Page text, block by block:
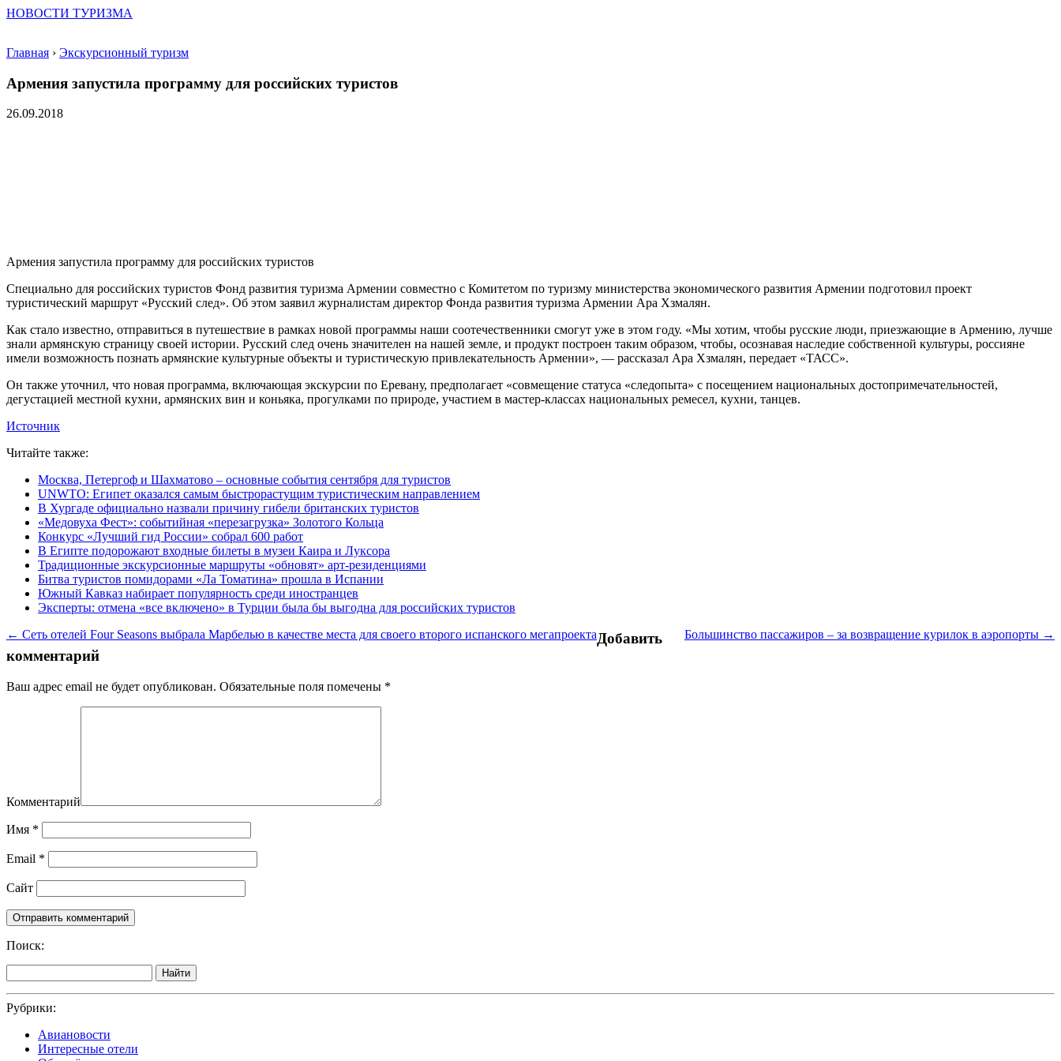
НОВОСТИ ТУРИЗМА
Главная › Экскурсионный туризм
Армения запустила программу для российских туристов
26.09.2018
Армения запустила программу для российских туристов
Специально для российских туристов Фонд развития туризма Армении совместно с Комитетом по туризму министерства экономического развития Армении подготовил проект
туристический маршрут «Русский след». Об этом заявил журналистам директор Фонда развития туризма Армении Ара Хзмалян.
Как стало известно, отправиться в путешествие в рамках новой программы наши соотечественники смогут уже в этом году. «Мы хотим, чтобы русские люди, приезжающие в Армению, лучше
знали армянскую страницу своей истории. Русский след очень значителен на нашей земле, и продукт построен таким образом, чтобы, осознавая наследие собственной культуры, россияне
имели возможность познать армянские культурные объекты и туристическую привлекательность Армении», — рассказал Ара Хзмалян, передает «ТАСС».
Он также уточнил, что новая программа, включающая экскурсии по Еревану, предполагает «совмещение статуса «следопыта» с посещением национальных достопримечательностей,
дегустацией местной кухни, армянских вин и коньяка, прогулками по природе, участием в мастер-классах национальных ремесел, кухни, танцев.
Источник
Читайте также:
Москва, Петергоф и Шахматово – основные события сентября для туристов
UNWTO: Египет оказался самым быстрорастущим туристическим направлением
В Хургаде официально назвали причину гибели британских туристов
«Медовуха Фест»: событийная «перезагрузка» Золотого Кольца
Конкурс «Лучший гид России» собрал 600 работ
В Египте подорожают входные билеты в музеи Каира и Луксора
Традиционные экскурсионные маршруты «обновят» арт-резиденциями
Битва туристов помидорами «Ла Томатина» прошла в Испании
Южный Кавказ набирает популярность среди иностранцев
Эксперты: отмена «все включено» в Турции была бы выгодна для российских туристов
← Сеть отелей Four Seasons выбрала Марбелью в качестве места для своего второго испанского мегапроекта
Большинство пассажиров – за возвращение курилок в аэропорты →
Добавить
комментарий
Ваш адрес email не будет опубликован. Обязательные поля помечены *
Комментарий
Имя *
Email *
Сайт
Поиск:
Найти
Рубрики:
Авиановости
Интересные отели